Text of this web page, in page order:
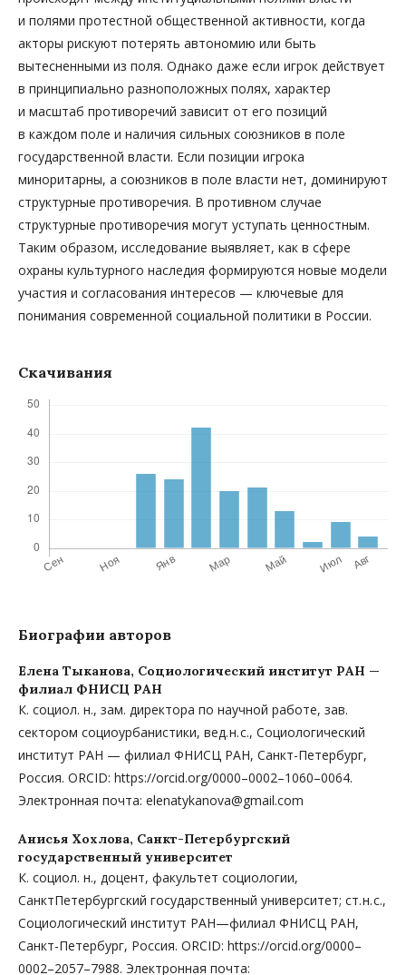
и полями протестной общественной активности, когда
акторы рискуют потерять автономию или быть
вытесненными из поля. Однако даже если игрок действует
в принципиально разноположных полях, характер
и масштаб противоречий зависит от его позиций
в каждом поле и наличия сильных союзников в поле
государственной власти. Если позиции игрока
миноритарны, а союзников в поле власти нет, доминируют
структурные противоречия. В противном случае
структурные противоречия могут уступать ценностным.
Таким образом, исследование выявляет, как в сфере
охраны культурного наследия формируются новые модели
участия и согласования интересов — ключевые для
понимания современной социальной политики в России.
Скачивания
Биографии авторов
Елена Тыканова, Социологический институт РАН —
филиал ФНИСЦ РАН
К. социол. н., зам. директора по научной работе, зав.
сектором социоурбанистики, вед. н. с., Социологический
институт РАН — филиал ФНИСЦ РАН, Санкт-Петербург,
Россия. ORCID: https://orcid.org/0000–0002–1060–0064.
Электронная почта: elenatykanova@gmail.com
Анисья Хохлова, Санкт-Петербургский
государственный университет
К. социол. н., доцент, факультет социологии,
СанктПетербургский государственный университет; ст. н. с.,
Социологический институт РАН—филиал ФНИСЦ РАН,
Санкт-Петербург, Россия. ORCID: https://orcid.org/0000–
0002–2057–7988. Электронная почта: